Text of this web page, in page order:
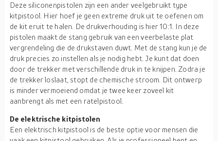
Deze siliconenpistolen zijn een ander veelgebruikt type
kitpistool. Hier hoef je geen extreme druk uit te oefenen om
de kit eruit te halen. De drukverhouding is hier 10:1. In deze
pistolen maakt de stang gebruik van een veerbelaste plat
vergrendeling die de drukstaven duwt. Met de stang kun je de
druk precies zo instellen als je nodig hebt. Je kunt dat doen
door de trekker met verschillende druk in te knijpen. Zodra je
de trekker loslaat, stopt de chemische stroom. Dit ontwerp
is minder vermoeiend omdat je twee keer zoveel kit
aanbrengt als met een ratelpistool.
De elektrische kitpistolen
Een elektrisch kitpistool is de beste optie voor mensen die